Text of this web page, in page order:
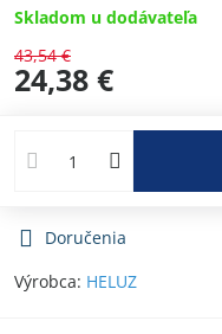
Skladom u dodávateľa
43,54 €
24,38 €
Doručenia
Výrobca: HELUZ